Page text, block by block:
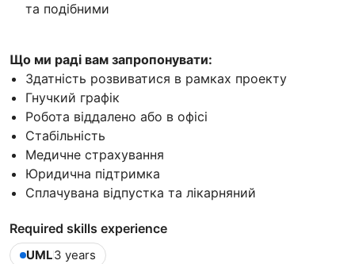
та подібними
Що ми раді вам запропонувати:
Здатність розвиватися в рамках проекту
Гнучкий графік
Робота віддалено або в офісі
Стабільність
Медичне страхування
Юридична підтримка
Сплачувана відпустка та лікарняний
Required skills experience
UML3 years